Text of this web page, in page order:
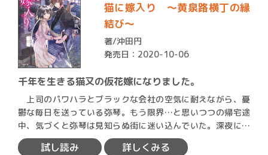
猫に嫁入り 〜黄泉路横丁の縁
結び〜
著/沖田円
発売日：2020-10-06
千年を生きる猫又の仮花嫁になりました。
上司のパワハラとブラックな会社の空気に耐えながら、憂
鬱な毎日を送っている弥琴。もう限界…と思いつつの帰宅途
中、気づくと弥琴は見知らぬ街に迷い込んでいた。深夜にも
かかわら…
試し読み 詳しくみる